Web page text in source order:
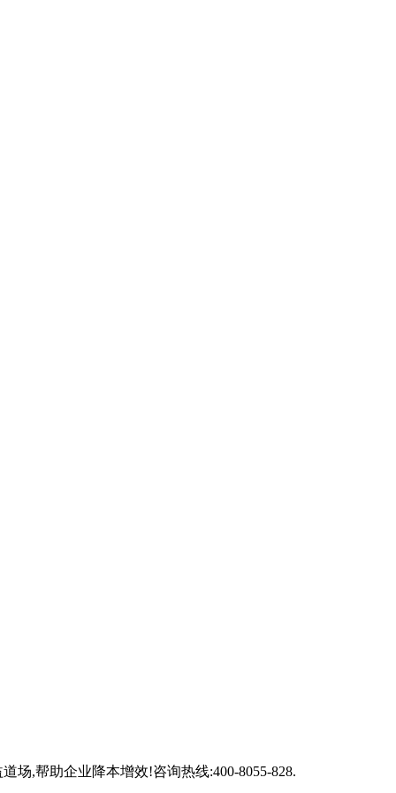
场,帮助企业降本增效!咨询热线:400-8055-828.